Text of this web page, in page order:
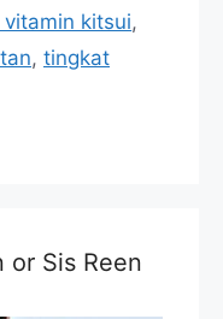
kitsui,
, tingkat
or Sis Reen